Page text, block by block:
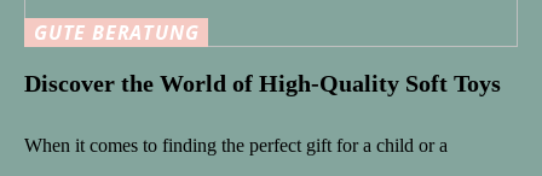
GUTE BERATUNG
Discover the World of High-Quality Soft Toys
When it comes to finding the perfect gift for a child or a